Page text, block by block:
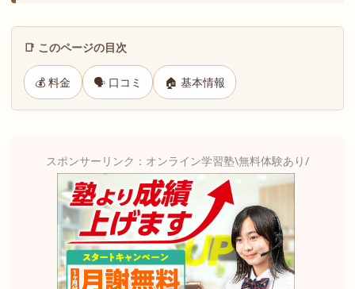
📑 このページの目次
💰 料金 🗣 口コミ 🏠 基本情報
スポンサーリンク：オンライン学習塾\無料体験あり/